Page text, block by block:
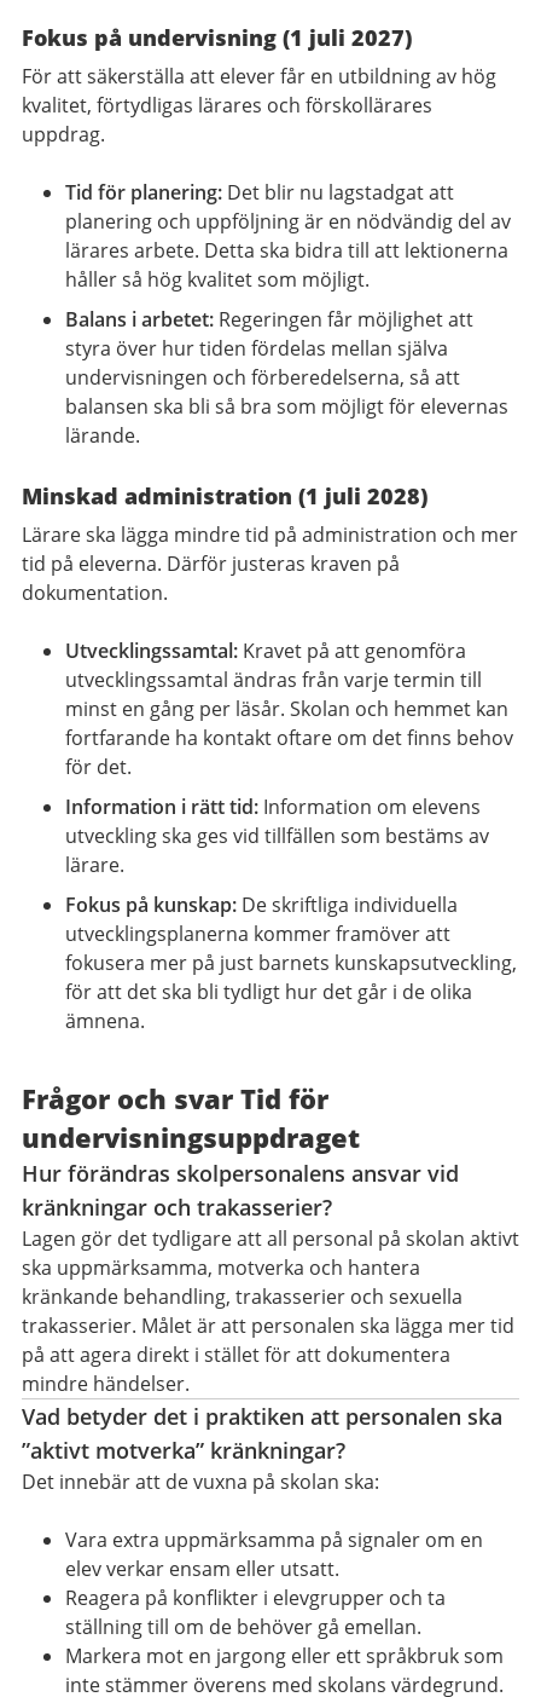
Fokus på undervisning (1 juli 2027)
För att säkerställa att elever får en utbildning av hög
kvalitet, förtydligas lärares och förskollärares
uppdrag.
Tid för planering: Det blir nu lagstadgat att
planering och uppföljning är en nödvändig del av
lärares arbete. Detta ska bidra till att lektionerna
håller så hög kvalitet som möjligt.
Balans i arbetet: Regeringen får möjlighet att
styra över hur tiden fördelas mellan själva
undervisningen och förberedelserna, så att
balansen ska bli så bra som möjligt för elevernas
lärande.
Minskad administration (1 juli 2028)
Lärare ska lägga mindre tid på administration och mer
tid på eleverna. Därför justeras kraven på
dokumentation.
Utvecklingssamtal: Kravet på att genomföra
utvecklingssamtal ändras från varje termin till
minst en gång per läsår. Skolan och hemmet kan
fortfarande ha kontakt oftare om det finns behov
för det.
Information i rätt tid: Information om elevens
utveckling ska ges vid tillfällen som bestäms av
lärare.
Fokus på kunskap: De skriftliga individuella
utvecklingsplanerna kommer framöver att
fokusera mer på just barnets kunskapsutveckling,
för att det ska bli tydligt hur det går i de olika
ämnena.
Frågor och svar Tid för
undervisningsuppdraget
Hur förändras skolpersonalens ansvar vid
kränkningar och trakasserier?
Lagen gör det tydligare att all personal på skolan aktivt
ska uppmärksamma, motverka och hantera
kränkande behandling, trakasserier och sexuella
trakasserier. Målet är att personalen ska lägga mer tid
på att agera direkt i stället för att dokumentera
mindre händelser.
Vad betyder det i praktiken att personalen ska
”aktivt motverka” kränkningar?
Det innebär att de vuxna på skolan ska:
Vara extra uppmärksamma på signaler om en
elev verkar ensam eller utsatt.
Reagera på konflikter i elevgrupper och ta
ställning till om de behöver gå emellan.
Markera mot en jargong eller ett språkbruk som
inte stämmer överens med skolans värdegrund.